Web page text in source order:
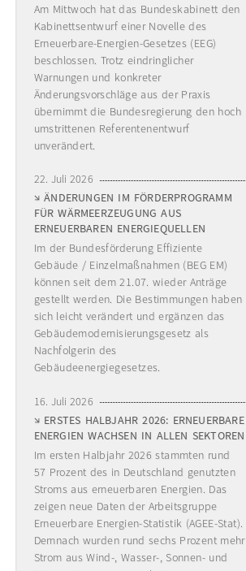
Am Mittwoch hat das Bundeskabinett den
Kabinettsentwurf einer Novelle des
Erneuerbare-Energien-Gesetzes (EEG)
beschlossen. Trotz eindringlicher
Warnungen und konkreter
Änderungsvorschläge aus der Praxis
übernimmt die Bundesregierung den hoch
umstrittenen Referentenentwurf
unverändert.
22. Juli 2026
ÄNDERUNGEN IM FÖRDERPROGRAMM
FÜR WÄRMEERZEUGUNG AUS
ERNEUERBAREN ENERGIEQUELLEN
Im der Bundesförderung Effiziente
Gebäude / Einzelmaßnahmen (BEG EM)
können seit dem 21.07. wieder Anträge
gestellt werden. Die Bestimmungen haben
sich leicht verändert und ergänzen das
Gebäudemodernisierungsgesetz als
Nachfolgerin des
Gebäudeenergiegesetzes.
16. Juli 2026
ERSTES HALBJAHR 2026: ERNEUERBARE
ENERGIEN WACHSEN IN ALLEN SEKTOREN
Im ersten Halbjahr 2026 stammten rund
57 Prozent des in Deutschland genutzten
Stroms aus erneuerbaren Energien. Das
zeigen neue Daten der Arbeitsgruppe
Erneuerbare Energien-Statistik (AGEE-Stat).
Demnach wurden rund sechs Prozent mehr
Strom aus Wind-, Wasser-, Sonnen- und